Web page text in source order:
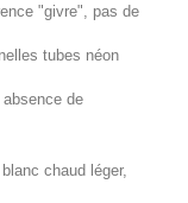
"givre", pas de
tubes néon
de
chaud léger,